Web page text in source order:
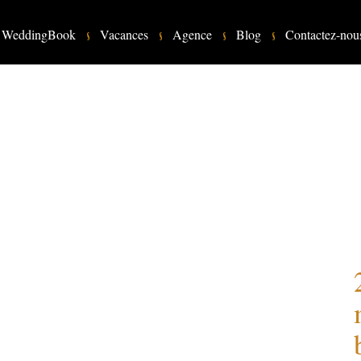
WeddingBook Vacances Agence Blog Contactez-